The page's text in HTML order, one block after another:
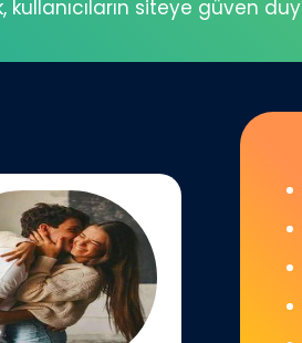
siteye güven